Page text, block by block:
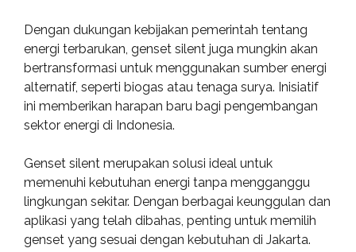
Dengan dukungan kebijakan pemerintah tentang
energi terbarukan, genset silent juga mungkin akan
bertransformasi untuk menggunakan sumber energi
alternatif, seperti biogas atau tenaga surya. Inisiatif
ini memberikan harapan baru bagi pengembangan
sektor energi di Indonesia.
Genset silent merupakan solusi ideal untuk
memenuhi kebutuhan energi tanpa mengganggu
lingkungan sekitar. Dengan berbagai keunggulan dan
aplikasi yang telah dibahas, penting untuk memilih
genset yang sesuai dengan kebutuhan di Jakarta.